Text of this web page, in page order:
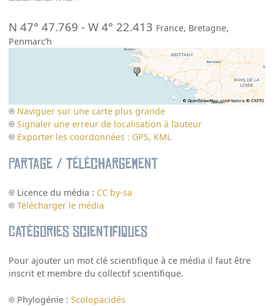
N 47° 47.769 -W 4° 22.413 France, Bretagne,
Penmarc’h
Naviguer sur une carte plus grande
Signaler une erreur de localisation à l’auteur
Exporter les coordonnées : GPS, KML
Partage / Téléchargement
Licence du média : CC by-sa
Télécharger le média
Catégories scientifiques
Pour ajouter un mot clé scientifique à ce média il faut être
inscrit et membre du collectif scientifique.
Phylogénie :Scolopacidés